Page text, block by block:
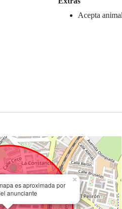
Acepta
es aproximada por
anunciante
×